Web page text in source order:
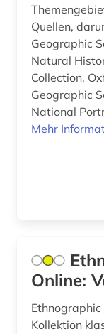
auktion (1)
Quellen, darunter u.a.:
Geographic
Natural
Collection,
Geographic
Mehr
Online:
Kollektion